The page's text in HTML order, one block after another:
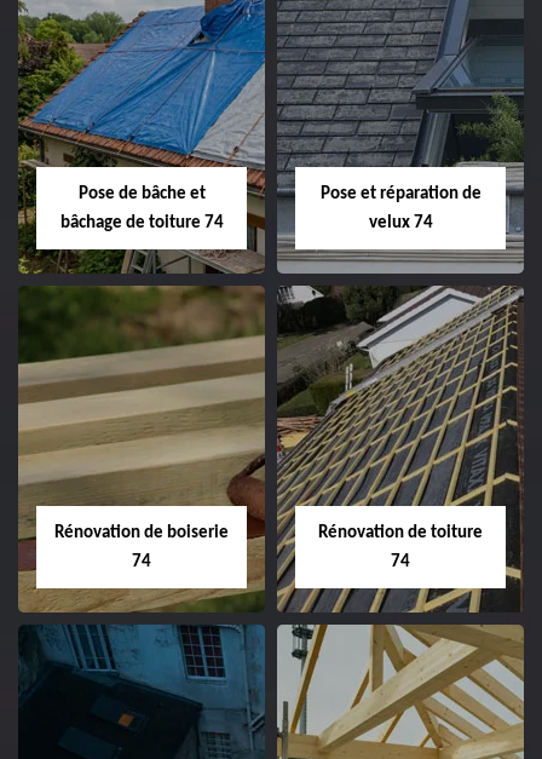
Pose de bâche et
bâchage de toiture 74
Pose et réparation de
velux 74
Rénovation de boiserie
74
Rénovation de toiture
74